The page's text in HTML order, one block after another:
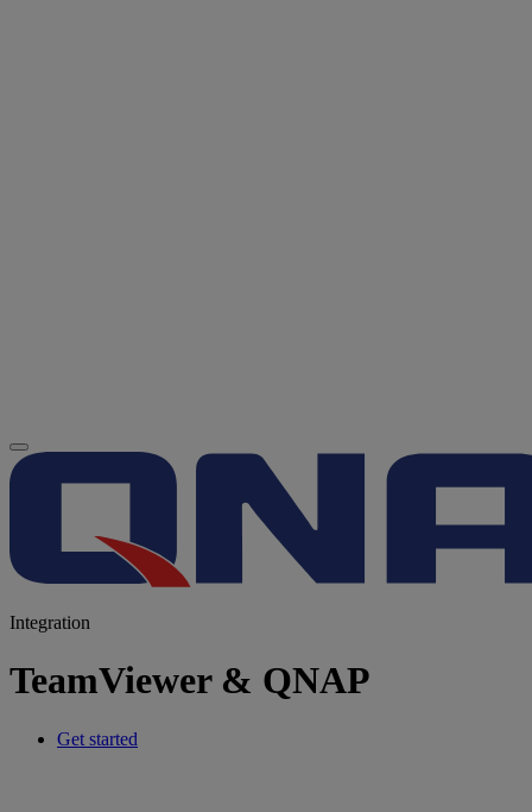
Integration
TeamViewer & QNAP
Get started